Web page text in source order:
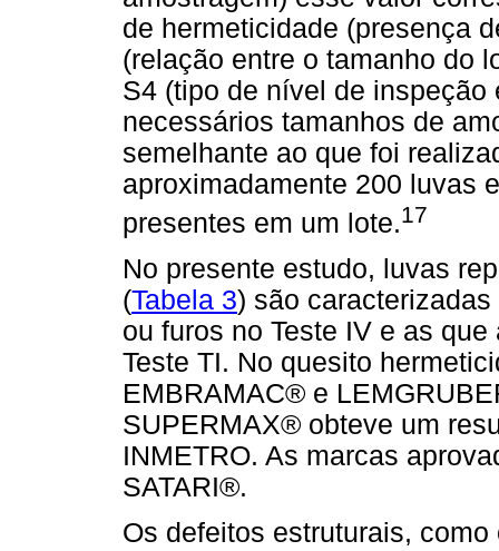
de hermeticidade (presença
(relação entre o tamanho do
S4 (tipo de nível de
necessários tamanhos de
semelhante ao que foi
aproximadamente 200 luvas
presentes em um lote.17
No presente estudo, luvas
(Tabela 3) são
ou furos no Teste IV e as
Teste TI. No quesito
EMBRAMAC® e
SUPERMAX® obteve um
INMETRO. As marcas
SATARI®.
Os defeitos estruturais,